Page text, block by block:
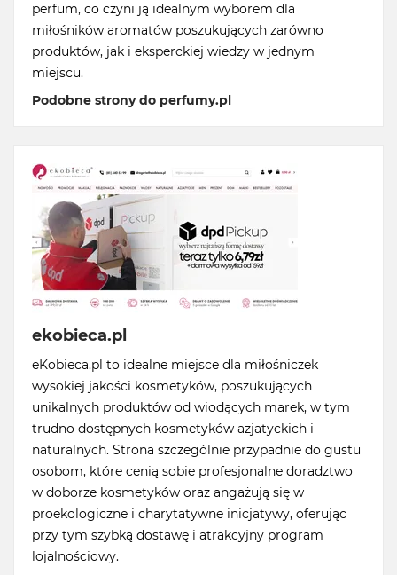
perfum, co czyni ją idealnym wyborem dla
miłośników aromatów poszukujących zarówno
produktów, jak i eksperckiej wiedzy w jednym
miejscu.
Podobne strony do perfumy.pl
ekobieca.pl
eKobieca.pl to idealne miejsce dla miłośniczek
wysokiej jakości kosmetyków, poszukujących
unikalnych produktów od wiodących marek, w tym
trudno dostępnych kosmetyków azjatyckich i
naturalnych. Strona szczególnie przypadnie do gustu
osobom, które cenią sobie profesjonalne doradztwo
w doborze kosmetyków oraz angażują się w
proekologiczne i charytatywne inicjatywy, oferując
przy tym szybką dostawę i atrakcyjny program
lojalnościowy.